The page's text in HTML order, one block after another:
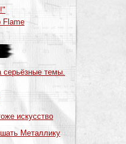
серьёзные темы.
искусство
Металлику